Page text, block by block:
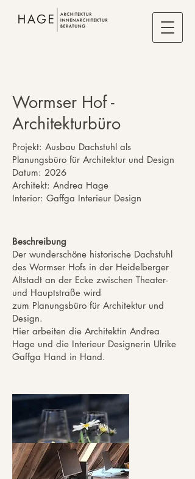
Wormser Hof -
Architekturbüro
Projekt: Ausbau Dachstuhl als
Planungsbüro für Architektur und Design
Datum: 2026
Architekt: Andrea Hage
Interior: Gaffga Interieur Design
Beschreibung
Der wunderschöne historische Dachstuhl
des Wormser Hofs in der Heidelberger
Altstadt an der Ecke zwischen Theater-
und Hauptstraße wird
zum Planungsbüro für Architektur und
Design.
Hier arbeiten die Architektin Andrea
Hage und die Interieur Designerin Ulrike
Gaffga Hand in Hand.